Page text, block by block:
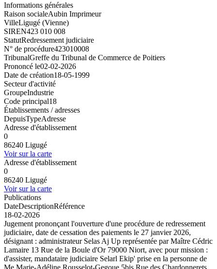
Informations générales
Raison socialeAubin Imprimeur
VilleLigugé (Vienne)
SIREN423 010 008
StatutRedressement judiciaire
N° de procédure423010008
TribunalGreffe du Tribunal de Commerce de Poitiers
Prononcé le02-02-2026
Date de création18-05-1999
Secteur d'activité
GroupeIndustrie
Code principal18
Établissements / adresses
DepuisTypeAdresse
Adresse d'établissement
0
86240 Ligugé
Voir sur la carte
Adresse d'établissement
0
86240 Ligugé
Voir sur la carte
Publications
DateDescriptionRéférence
18-02-2026
Jugement prononçant l'ouverture d'une procédure de redressement
judiciaire, date de cessation des paiements le 27 janvier 2026,
désignant : administrateur Selas Aj Up représentée par Maître Cédric
Lamaire 13 Rue de la Boule d'Or 79000 Niort, avec pour mission :
d'assister, mandataire judiciaire Selarl Ekip' prise en la personne de
Me Marie-Adéline Rousselot-Gegoue 5bis Rue des Chardonnerets